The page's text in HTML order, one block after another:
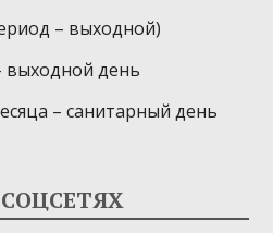
– выходной)
выходной день
– санитарный день